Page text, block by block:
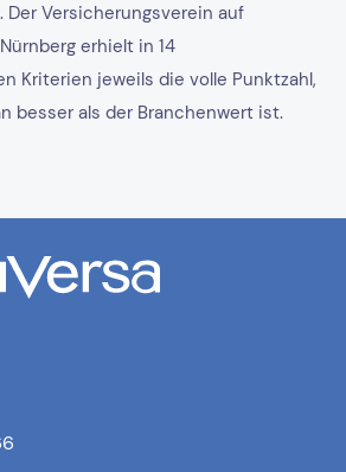
Der Versicherungsverein auf
erhielt in 14
Kriterien jeweils die volle Punktzahl,
besser als der Branchenwert ist.